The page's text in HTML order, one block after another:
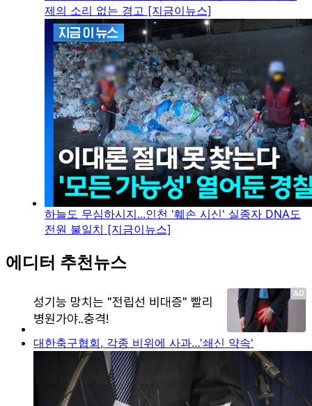
제의 소리 없는 경고 [지금이뉴스]
하늘도 무심하시지...인천 '훼손 시신' 실종자 DNA도
전원 불일치 [지금이뉴스]
에디터 추천뉴스
대한축구협회, 각종 비위에 사과…'쇄신 약속'